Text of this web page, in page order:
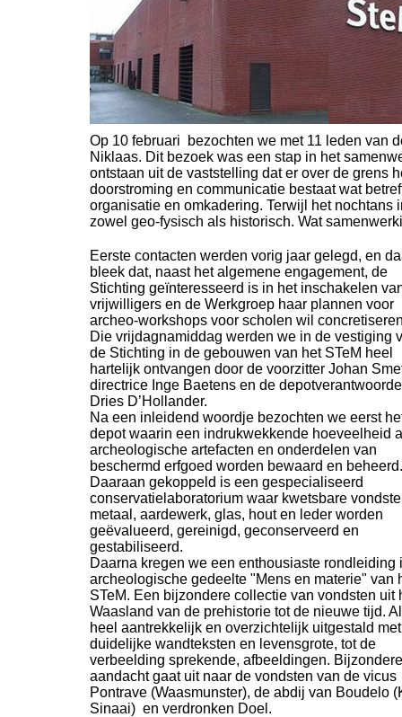
Op 10 februari bezochten we met 11 leden van
Niklaas. Dit bezoek was een stap in het
ontstaan uit de vaststelling dat er over de grens
doorstroming en communicatie bestaat wat
organisatie en omkadering. Terwijl het
zowel geo-fysisch als historisch. Wat
Eerste contacten werden vorig jaar gelegd, en
bleek dat, naast het algemene engagement, de
Stichting geïnteresseerd is in het inschakelen
vrijwilligers en de Werkgroep haar plannen voor
archeo-workshops voor scholen wil
Die vrijdagnamiddag werden we in de vestiging
de Stichting in de gebouwen van het STeM heel
hartelijk ontvangen door de voorzitter Johan
directrice Inge Baetens en de
Dries D’Hollander.
Na een inleidend woordje bezochten we eerst
depot waarin een indrukwekkende hoeveelheid
archeologische artefacten en onderdelen van
beschermd erfgoed worden bewaard en beheerd.
Daaraan gekoppeld is een gespecialiseerd
conservatielaboratorium waar kwetsbare
metaal, aardewerk, glas, hout en leder worden
geëvalueerd, gereinigd, geconserveerd en
gestabiliseerd.
Daarna kregen we een enthousiaste rondleiding
archeologische gedeelte "Mens en materie" van
STeM. Een bijzondere collectie van vondsten uit
Waasland van de prehistorie tot de nieuwe tijd.
heel aantrekkelijk en overzichtelijk uitgestald met
duidelijke wandteksten en levensgrote, tot de
verbeelding sprekende, afbeeldingen. Bijzondere
aandacht gaat uit naar de vondsten van de vicus
Pontrave (Waasmunster), de abdij van Boudelo
Sinaai) en verdronken Doel.